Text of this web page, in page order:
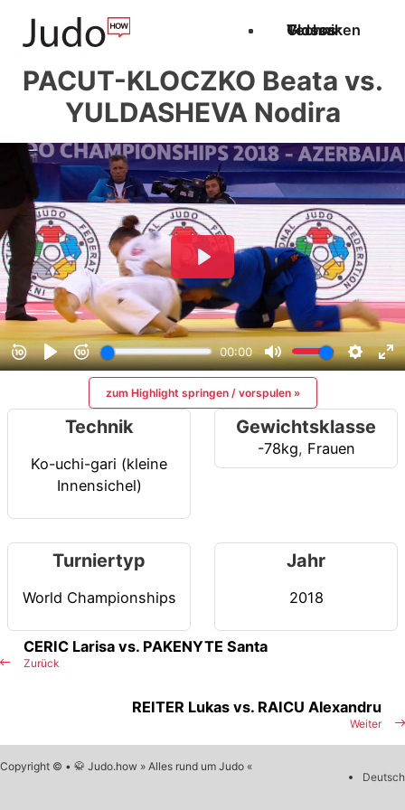
Techniken
Videos
Glossar
PACUT-KLOCZKO Beata vs.
YULDASHEVA Nodira
zum Highlight springen / vorspulen »
Technik
Ko-uchi-gari (kleine
Innensichel)
Gewichtsklasse
-78kg, Frauen
Turniertyp
World Championships
Jahr
2018
Zurück
CERIC Larisa vs. PAKENYTE Santa
Weiter
REITER Lukas vs. RAICU Alexandru
Copyright © • 🥋 Judo.how » Alles rund um Judo «
Deutsch